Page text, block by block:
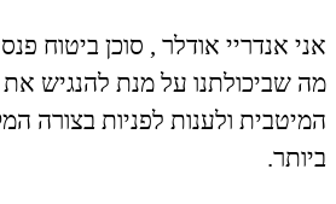
אני אנדריי אודלר , סוכן ביטוח
מה שביכולתנו על מנת להנגיש
המיטבית ולענות לפניות בצורה
ביותר.